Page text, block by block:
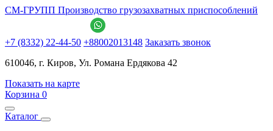
СМ-ГРУПП Производство грузозахватных приспособлений
+7 (8332) 22-44-50 +88002013148 Заказать звонок
610046, г. Киров, Ул. Романа Ердякова 42
Показать на карте
Корзина 0
Каталог